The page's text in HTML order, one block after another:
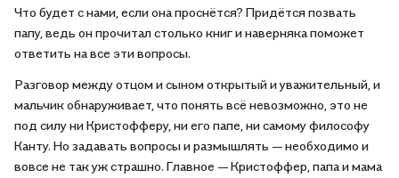
Что будет с нами, если она проснётся? Придётся позвать
папу, ведь он прочитал столько книг и наверняка поможет
ответить на все эти вопросы.
Разговор между отцом и сыном открытый и уважительный, и
мальчик обнаруживает, что понять всё невозможно, это не
под силу ни Кристофферу, ни его папе, ни самому философу
Канту. Но задавать вопросы и размышлять — необходимо и
вовсе не так уж страшно. Главное — Кристоффер, папа и мама